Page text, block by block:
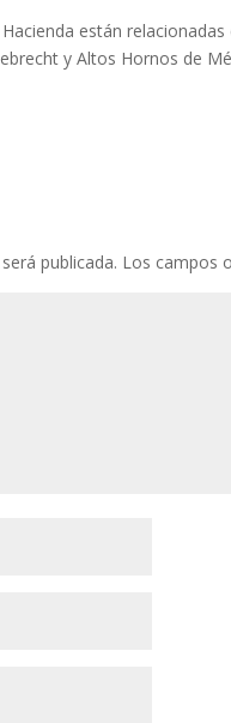
están
y Altos Hornos de
publicada. Los campos